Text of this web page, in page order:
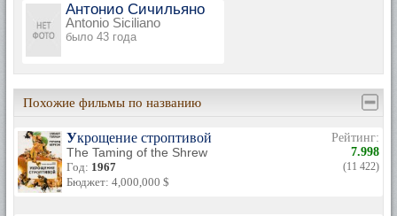
Антонио Сичильяно
Antonio Siciliano
было 43 года
Похожие фильмы по названию
Укрощение строптивой
The Taming of the Shrew
Год: 1967
Бюджет: 4,000,000 $
Рейтинг:
7.998
(11 422)